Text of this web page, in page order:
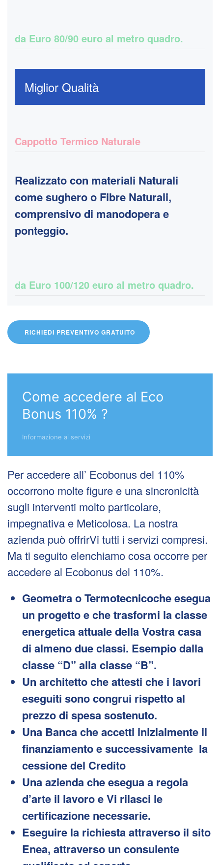
da Euro 80/90 euro al metro quadro.
Miglior Qualità
Cappotto Termico Naturale
Realizzato con materiali Naturali
come sughero o Fibre Naturali,
comprensivo di manodopera e
ponteggio.
da Euro 100/120 euro al metro quadro.
RICHIEDI PREVENTIVO GRATUITO
Come accedere al Eco
Bonus 110% ?
Informazione ai servizi
Per accedere all’ Ecobonus del 110%
occorrono molte figure e una sincronicità
sugli interventi molto particolare,
impegnativa e Meticolosa. La nostra
azienda può offrirVi tutti i servizi compresi.
Ma ti seguito elenchiamo cosa occorre per
accedere al Ecobonus del 110%.
Geometra o Termotecnicoche esegua
un progetto e che trasformi la classe
energetica attuale della Vostra casa
di almeno due classi. Esempio dalla
classe “D” alla classe “B”.
Un architetto che attesti che i lavori
eseguiti sono congrui rispetto al
prezzo di spesa sostenuto.
Una Banca che accetti inizialmente il
finanziamento e successivamente la
cessione del Credito
Una azienda che esegua a regola
d’arte il lavoro e Vi rilasci le
certificazione necessarie.
Eseguire la richiesta attraverso il sito
Enea, attraverso un consulente